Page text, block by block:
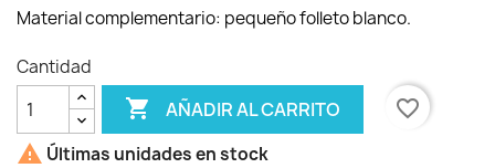
Material complementario: pequeño folleto blanco.
Cantidad
 AÑADIR AL CARRITO
favorite_border
 Últimas unidades en stock